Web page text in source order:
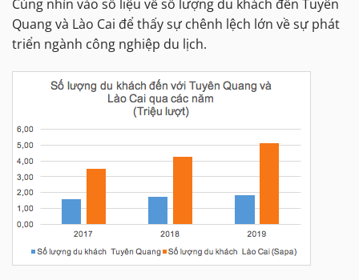
Cùng nhìn vào số liệu về số lượng du khách đến Tuyên
Quang và Lào Cai để thấy sự chênh lệch lớn về sự phát
triển ngành công nghiệp du lịch.